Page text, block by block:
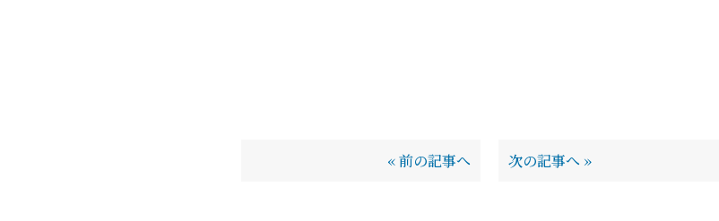
«前の記事へ 次の記事へ »